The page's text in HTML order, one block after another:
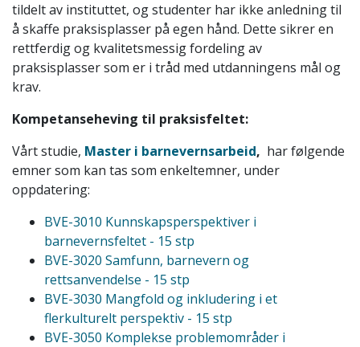
tildelt av instituttet, og studenter har ikke anledning til
å skaffe praksisplasser på egen hånd. Dette sikrer en
rettferdig og kvalitetsmessig fordeling av
praksisplasser som er i tråd med utdanningens mål og
krav.
Kompetanseheving til praksisfeltet:
Vårt studie, Master i barnevernsarbeid, har følgende
emner som kan tas som enkeltemner, under
oppdatering:
BVE-3010 Kunnskapsperspektiver i
barnevernsfeltet - 15 stp
BVE-3020 Samfunn, barnevern og
rettsanvendelse - 15 stp
BVE-3030 Mangfold og inkludering i et
flerkulturelt perspektiv - 15 stp
BVE-3050 Komplekse problemområder i